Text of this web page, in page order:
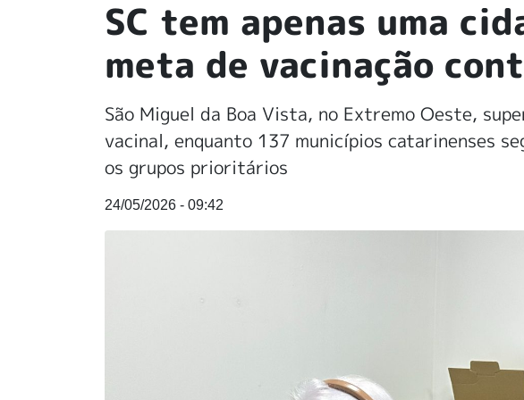
SC tem apenas uma
meta de vacinação
São Miguel da Boa Vista, no Extremo Oeste,
vacinal, enquanto 137 municípios catarinenses
os grupos prioritários
24/05/2026 - 09:42